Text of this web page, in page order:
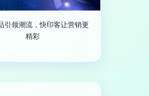
引领潮流，快印客让营销更
精彩